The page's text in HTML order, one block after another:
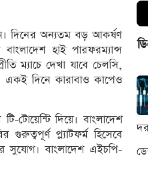
দিনের অন্যতম বড় আকর্ষণ
হাই পারফরম্যান্স
ম্যাচে দেখা যাবে চেলসি,
একই দিনে কারাবাও কাপেও
টোয়েন্টি দিয়ে। বাংলাদেশ
প্ল্যাটফর্ম হিসেবে
সুযোগ। বাংলাদেশ এইচপি-